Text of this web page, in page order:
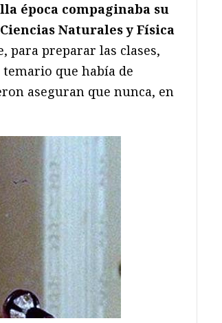
época compaginaba su
Naturales y Física
para preparar las clases,
que había de
aseguran que nunca, en